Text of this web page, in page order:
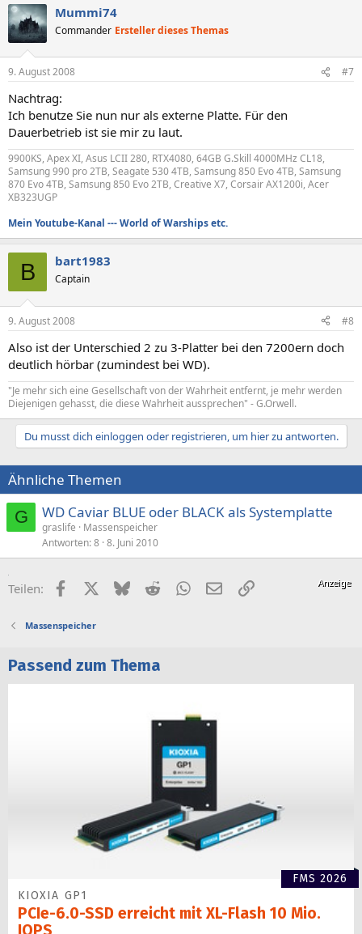
Mummi74
Commander Ersteller dieses Themas
9. August 2008 #7
Nachtrag:
Ich benutze Sie nun nur als externe Platte. Für den
Dauerbetrieb ist sie mir zu laut.
9900KS, Apex XI, Asus LCII 280, RTX4080, 64GB G.Skill 4000MHz CL18,
Samsung 990 pro 2TB, Seagate 530 4TB, Samsung 850 Evo 4TB, Samsung
870 Evo 4TB, Samsung 850 Evo 2TB, Creative X7, Corsair AX1200i, Acer
XB323UGP
Mein Youtube-Kanal --- World of Warships etc.
B bart1983
Captain
9. August 2008 #8
Also ist der Unterschied 2 zu 3-Platter bei den 7200ern doch
deutlich hörbar (zumindest bei WD).
"Je mehr sich eine Gesellschaft von der Wahrheit entfernt, je mehr werden
Diejenigen gehasst, die diese Wahrheit aussprechen" - G.Orwell.
Du musst dich einloggen oder registrieren, um hier zu antworten.
Ähnliche Themen
G WD Caviar BLUE oder BLACK als Systemplatte
graslife
Massenspeicher
Antworten 8 8. Juni 2010
Teilen: FacebookX (Twitter)
BlueskyRedditWhatsApp
E-MailLink
Massenspeicher
Passend zum Thema
FMS 2026
KIOXIA GP1
PCIe-6.0-SSD erreicht mit XL-Flash 10 Mio.